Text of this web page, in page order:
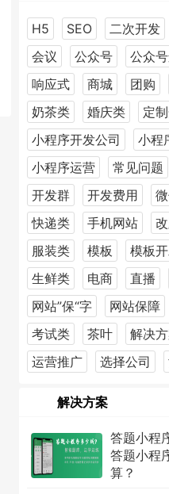
H5 SEO 二次开发
会议
公众号 公众
响应式
商城 团购
奶茶类
婚庆类
定
小程序开发公司
小程
小程序运营
常见问题
开发群
开发费用
快递类
手机网站
服装类
模板 模板
生鲜类
电商 直播
网站”保“字
网站保障
考试类
茶叶 解决
运营推广
选择公司
解决方案
答题小程
答题小程
算？